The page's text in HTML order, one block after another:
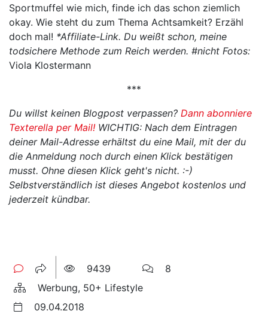
Sportmuffel wie mich, finde ich das schon ziemlich
okay. Wie steht du zum Thema Achtsamkeit? Erzähl
doch mal! *Affiliate-Link. Du weißt schon, meine
todsichere Methode zum Reich werden. #nicht Fotos:
Viola Klostermann
***
Du willst keinen Blogpost verpassen? Dann abonniere
Texterella per Mail! WICHTIG: Nach dem Eintragen
deiner Mail-Adresse erhältst du eine Mail, mit der du
die Anmeldung noch durch einen Klick bestätigen
musst. Ohne diesen Klick geht's nicht. :-)
Selbstverständlich ist dieses Angebot kostenlos und
jederzeit kündbar.
9439
8
Werbung, 50+ Lifestyle
09.04.2018